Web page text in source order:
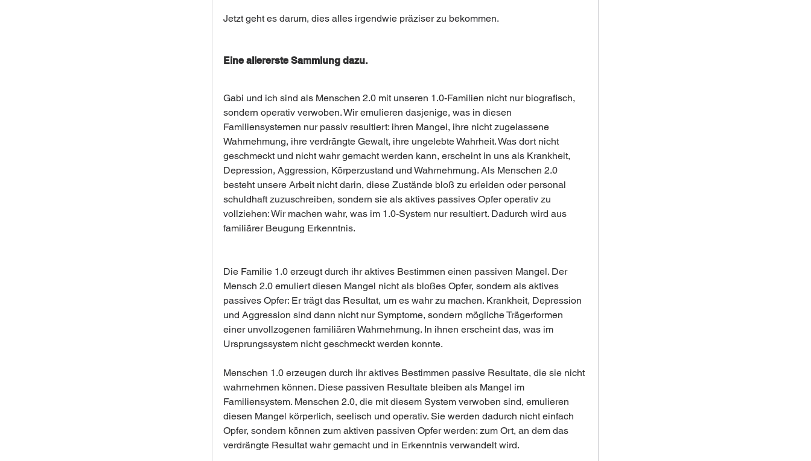
Jetzt geht es darum, dies alles irgendwie präziser zu bekommen.
Eine allererste Sammlung dazu.
Gabi und ich sind als Menschen 2.0 mit unseren 1.0-Familien nicht nur biografisch,
sondern operativ verwoben. Wir emulieren dasjenige, was in diesen
Familiensystemen nur passiv resultiert: ihren Mangel, ihre nicht zugelassene
Wahrnehmung, ihre verdrängte Gewalt, ihre ungelebte Wahrheit. Was dort nicht
geschmeckt und nicht wahr gemacht werden kann, erscheint in uns als Krankheit,
Depression, Aggression, Körperzustand und Wahrnehmung. Als Menschen 2.0
besteht unsere Arbeit nicht darin, diese Zustände bloß zu erleiden oder personal
schuldhaft zuzuschreiben, sondern sie als aktives passives Opfer operativ zu
vollziehen: Wir machen wahr, was im 1.0-System nur resultiert. Dadurch wird aus
familiärer Beugung Erkenntnis.
Die Familie 1.0 erzeugt durch ihr aktives Bestimmen einen passiven Mangel. Der
Mensch 2.0 emuliert diesen Mangel nicht als bloßes Opfer, sondern als aktives
passives Opfer: Er trägt das Resultat, um es wahr zu machen. Krankheit, Depression
und Aggression sind dann nicht nur Symptome, sondern mögliche Trägerformen
einer unvollzogenen familiären Wahrnehmung. In ihnen erscheint das, was im
Ursprungssystem nicht geschmeckt werden konnte.
Menschen 1.0 erzeugen durch ihr aktives Bestimmen passive Resultate, die sie nicht
wahrnehmen können. Diese passiven Resultate bleiben als Mangel im
Familiensystem. Menschen 2.0, die mit diesem System verwoben sind, emulieren
diesen Mangel körperlich, seelisch und operativ. Sie werden dadurch nicht einfach
Opfer, sondern können zum aktiven passiven Opfer werden: zum Ort, an dem das
verdrängte Resultat wahr gemacht und in Erkenntnis verwandelt wird.